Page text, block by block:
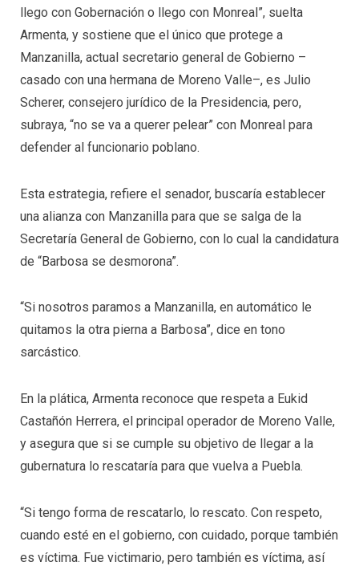
llego con Gobernación o llego con Monreal”, suelta
Armenta, y sostiene que el único que protege a
Manzanilla, actual secretario general de Gobierno –
casado con una hermana de Moreno Valle–, es Julio
Scherer, consejero jurídico de la Presidencia, pero,
subraya, “no se va a querer pelear” con Monreal para
defender al funcionario poblano.
Esta estrategia, refiere el senador, buscaría establecer
una alianza con Manzanilla para que se salga de la
Secretaría General de Gobierno, con lo cual la candidatura
de “Barbosa se desmorona”.
“Si nosotros paramos a Manzanilla, en automático le
quitamos la otra pierna a Barbosa”, dice en tono
sarcástico.
En la plática, Armenta reconoce que respeta a Eukid
Castañón Herrera, el principal operador de Moreno Valle,
y asegura que si se cumple su objetivo de llegar a la
gubernatura lo rescataría para que vuelva a Puebla.
“Si tengo forma de rescatarlo, lo rescato. Con respeto,
cuando esté en el gobierno, con cuidado, porque también
es víctima. Fue victimario, pero también es víctima, así